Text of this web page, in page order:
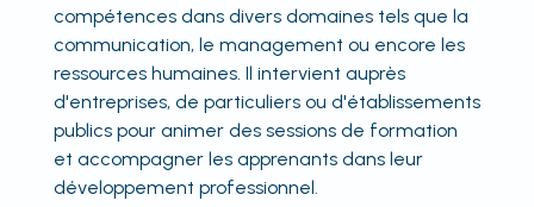
compétences dans divers domaines tels que la
communication, le management ou encore les
ressources humaines. Il intervient auprès
d'entreprises, de particuliers ou d'établissements
publics pour animer des sessions de formation
et accompagner les apprenants dans leur
développement professionnel.